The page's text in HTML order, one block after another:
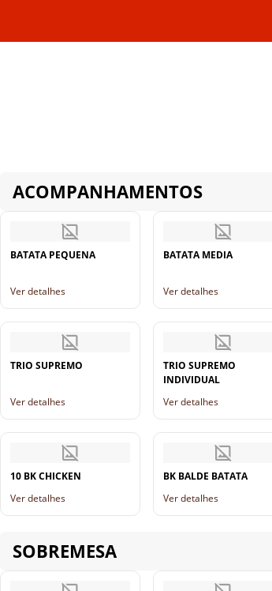
ACOMPANHAMENTOS
BATATA PEQUENA
Ver detalhes
BATATA MEDIA
Ver detalhes
TRIO SUPREMO
Ver detalhes
TRIO SUPREMO
INDIVIDUAL
Ver detalhes
10 BK CHICKEN
Ver detalhes
BK BALDE BATATA
Ver detalhes
SOBREMESA